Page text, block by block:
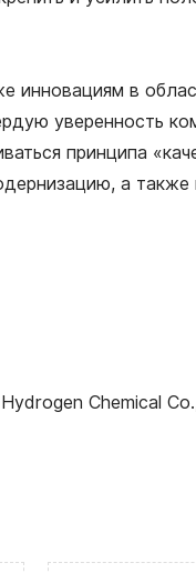
инновациям в
уверенность
принципа
а также
Chemical